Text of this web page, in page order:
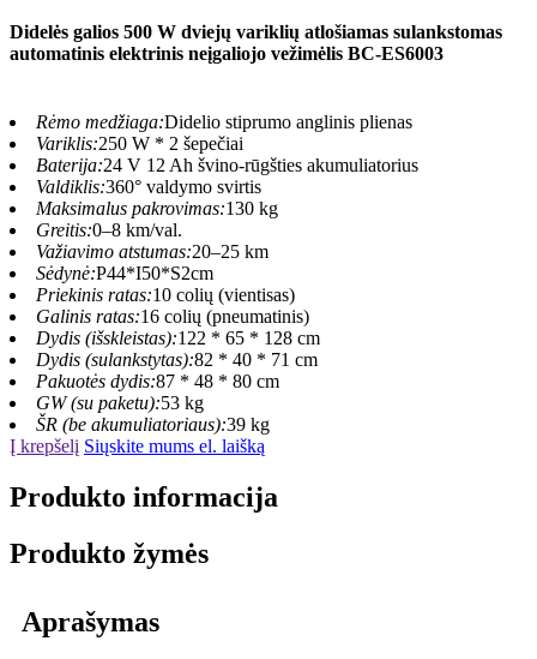
Didelės galios 500 W dviejų variklių atlošiamas sulankstomas
automatinis elektrinis neįgaliojo vežimėlis BC-ES6003
Rėmo medžiaga:Didelio stiprumo anglinis plienas
Variklis:250 W * 2 šepečiai
Baterija:24 V 12 Ah švino-rūgšties akumuliatorius
Valdiklis:360° valdymo svirtis
Maksimalus pakrovimas:130 kg
Greitis:0–8 km/val.
Važiavimo atstumas:20–25 km
Sėdynė:P44*I50*S2cm
Priekinis ratas:10 colių (vientisas)
Galinis ratas:16 colių (pneumatinis)
Dydis (išskleistas):122 * 65 * 128 cm
Dydis (sulankstytas):82 * 40 * 71 cm
Pakuotės dydis:87 * 48 * 80 cm
GW (su paketu):53 kg
ŠR (be akumuliatoriaus):39 kg
Į krepšelį Siųskite mums el. laišką
Produkto informacija
Produkto žymės
Aprašymas